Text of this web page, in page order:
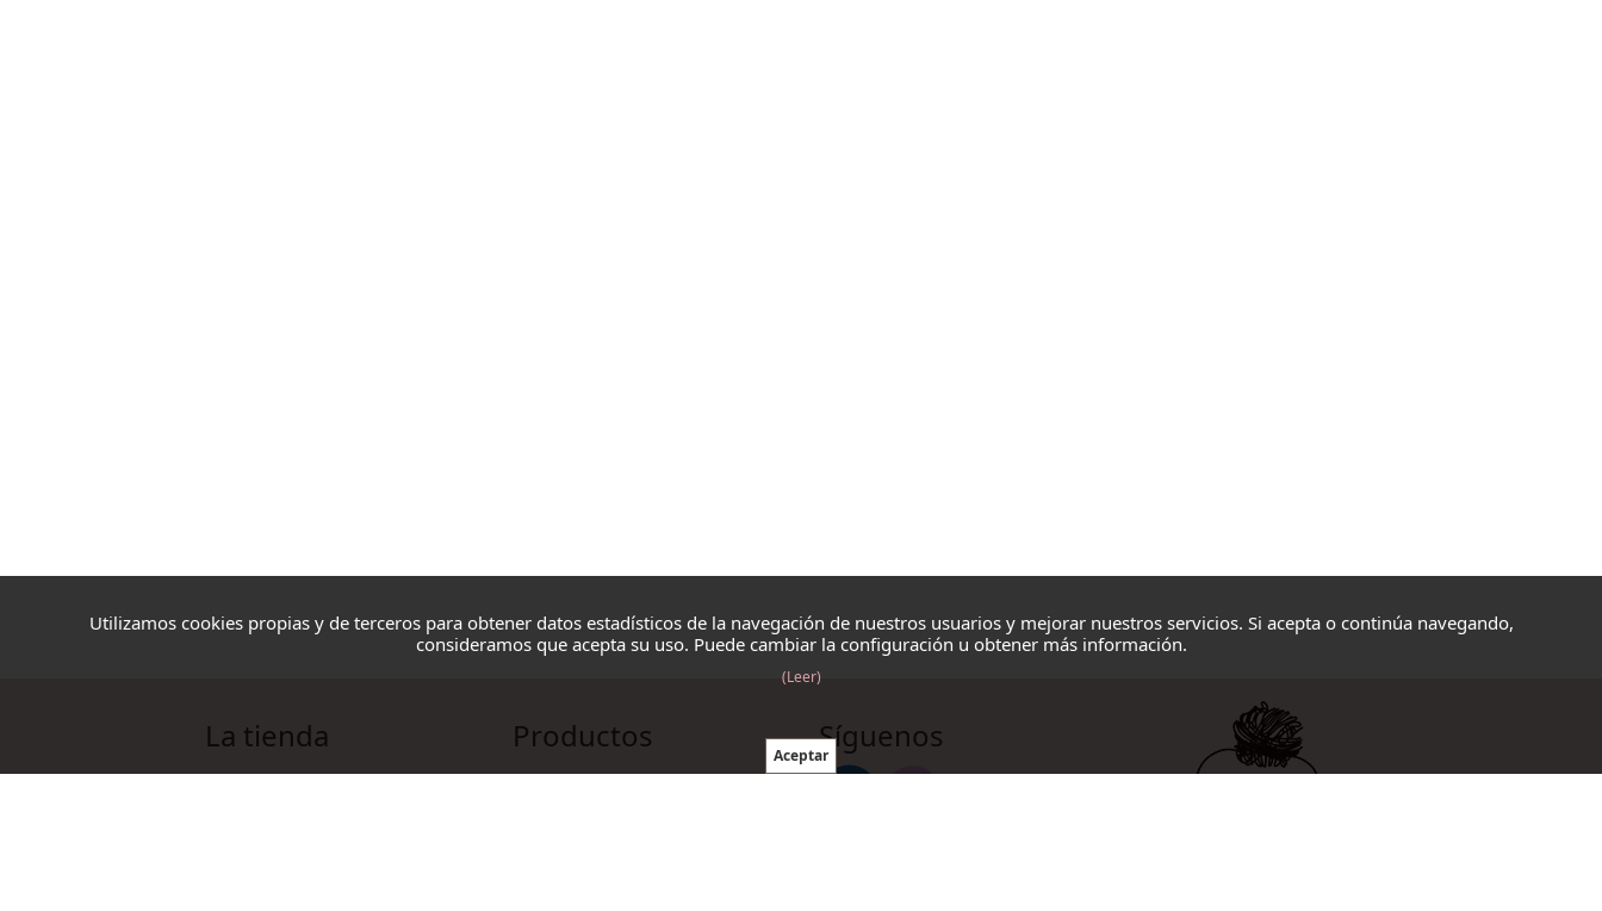
Utilizamos cookies propias y de terceros para obtener datos estadísticos de la navegación de nuestros usuarios y mejorar nuestros servicios. Si acepta o continúa navegando,
consideramos que acepta su uso. Puede cambiar la configuración u obtener más información.
(Leer)
La tienda
Blazmo
Productos
Ovillos
Síguenos